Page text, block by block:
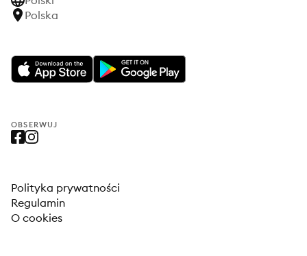
Polska
OBSERWUJ
Polityka prywatności
Regulamin
O cookies